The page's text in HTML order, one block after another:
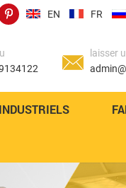
EN FR
laisser